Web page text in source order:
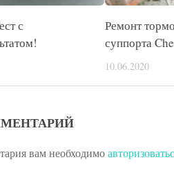
с
Ремонт
суппорта
10.06.2020
вам необходимо